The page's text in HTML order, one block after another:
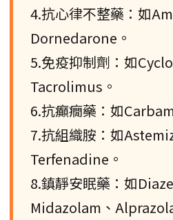
4.抗心律不整藥：如
Dornedarone。
5.免疫抑制劑：如
Tacrolimus。
6.抗癲癇藥：如
7.抗組織胺：如
Terfenadine。
8.鎮靜安眠藥：如
Midazolam、